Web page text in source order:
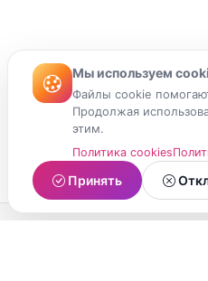
Мы используем
Файлы cookie
Продолжая
этим.
Политика cookies
Принять